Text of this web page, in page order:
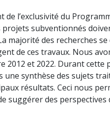
l’exclusivité du
subventionnés
majorité des recherches
de ces travaux. Nous
2012 et 2022. Durant
synthèse des sujets
résultats. Ceci nous
suggérer des